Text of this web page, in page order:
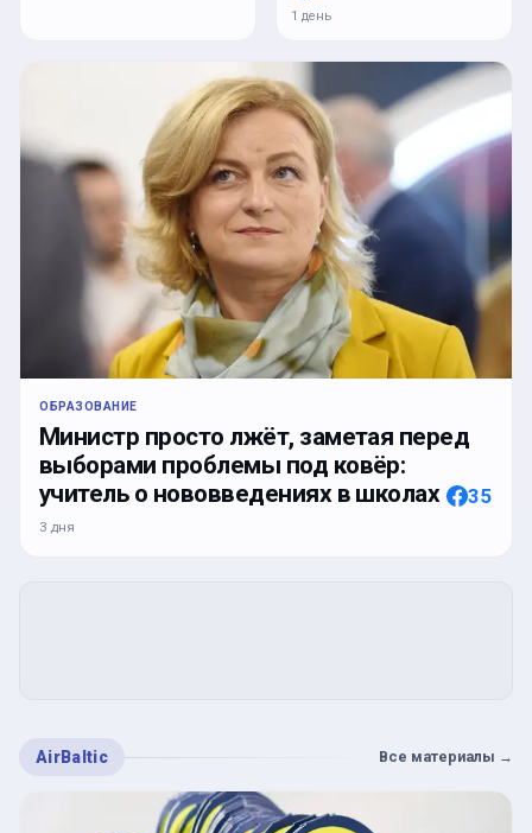
1 день
ОБРАЗОВАНИЕ
Министр просто лжёт, заметая перед
выборами проблемы под ковёр:
учитель о нововведениях в школах
35
3 дня
AirBaltic Все материалы →